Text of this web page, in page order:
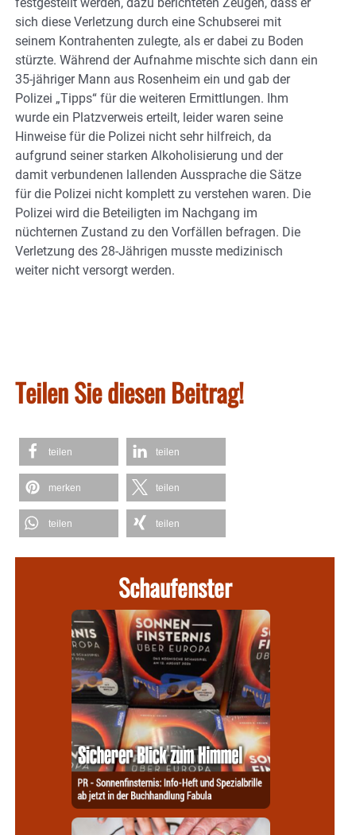
sich diese Verletzung durch eine Schubserei mit
seinem Kontrahenten zulegte, als er dabei zu Boden
stürzte. Während der Aufnahme mischte sich dann ein
35-jähriger Mann aus Rosenheim ein und gab der
Polizei „Tipps“ für die weiteren Ermittlungen. Ihm
wurde ein Platzverweis erteilt, leider waren seine
Hinweise für die Polizei nicht sehr hilfreich, da
aufgrund seiner starken Alkoholisierung und der
damit verbundenen lallenden Aussprache die Sätze
für die Polizei nicht komplett zu verstehen waren. Die
Polizei wird die Beteiligten im Nachgang im
nüchternen Zustand zu den Vorfällen befragen. Die
Verletzung des 28-Jährigen musste medizinisch
weiter nicht versorgt werden.
Teilen Sie diesen Beitrag!
teilen teilen
merken teilen
teilen teilen
Schaufenster